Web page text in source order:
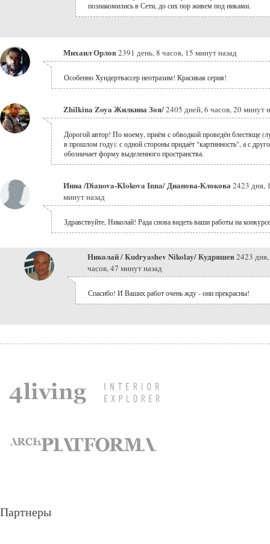
познакомились в Сети, до сих пор живем под никами.
Михаил Орлов2391 день, 8 часов, 15 минут назад
Особенно Хундертвассер неотразим! Красивая серия!
Zhilkina Zoya Жилкина Зоя/2405 дней, 6 часов, 20 минут
Дорогой автор! По моему, приём с обводкой проведён блестяще
в прошлом году): с одной стороны придаёт "картинность", а с
обозначает форму выделенного пространства.
Инна /Dianova-Klokova Inna/ Дианова-Клокова2423 дня,
минут назад
Здравствуйте, Николай! Рада снова видеть ваши работы на
Николай / Kudryashev Nikolay/ Кудряшев2423
часов, 47 минут назад
Спасибо! И Ваших работ очень жду - они прекрасны!
Партнеры